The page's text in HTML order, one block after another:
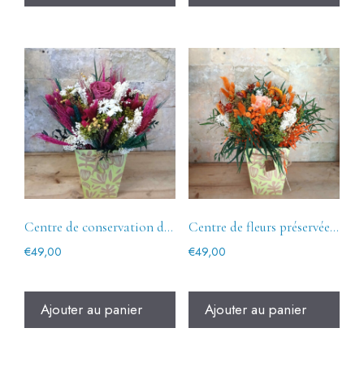
Centre de conservation des fleurs La Roseta
€49,00
Ajouter au panier
Centre de fleurs préservées La Taronja
€49,00
Ajouter au panier